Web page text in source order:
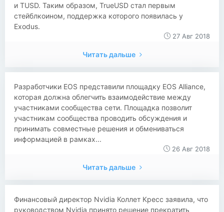
и TUSD. Таким образом, TrueUSD стал первым
стейблкоином, поддержка которого появилась у
Exodus.
27 Авг 2018
Читать дальше
​​Разработчики EOS представили площадку EOS Alliance,
которая должна облегчить взаимодействие между
участниками сообщества сети. Площадка позволит
участникам сообщества проводить обсуждения и
принимать совместные решения и обмениваться
информацией в рамках...
26 Авг 2018
Читать дальше
​​Финансовый директор Nvidia Коллет Кресс заявила, что
руководством Nvidia принято решение прекратить